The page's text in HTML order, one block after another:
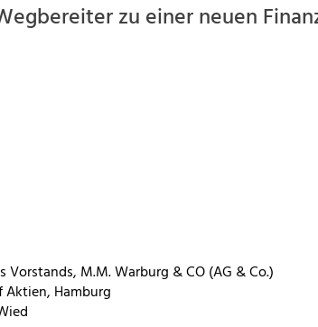
zu einer neuen
M.M. Warburg & CO (AG & Co.)
Hamburg